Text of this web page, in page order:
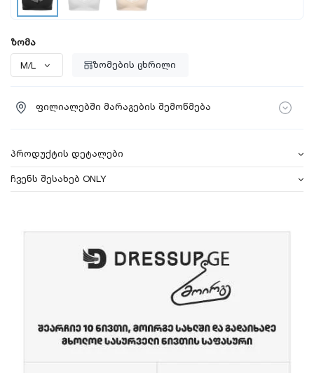
ზომა
ზომების ცხრილი
ფილიალებში მარაგების შემოწმება
პროდუქტის დეტალები
ჩვენს შესახებ ONLY